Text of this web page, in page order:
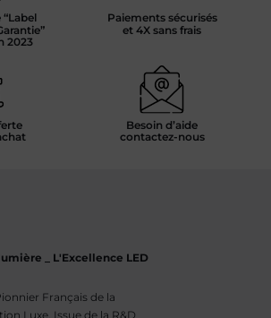
2023
Paiements sécurisés
et 4X sans frais
Besoin d’aide
contactez-nous
_ L'Excellence LED
Français de la
Luxe. Issue de la R&D